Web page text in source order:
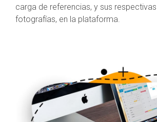
carga de referencias, y sus
fotografías, en la plataforma.